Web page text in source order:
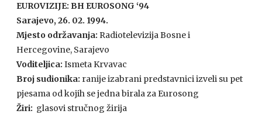
EUROVIZIJE: BH EUROSONG ‘94
Sarajevo, 26. 02. 1994.
Mjesto održavanja: Radiotelevizija Bosne i
Hercegovine, Sarajevo
Voditeljica: Ismeta Krvavac
Broj sudionika: ranije izabrani predstavnici izveli su pet
pjesama od kojih se jedna birala za Eurosong
Žiri: glasovi stručnog žirija